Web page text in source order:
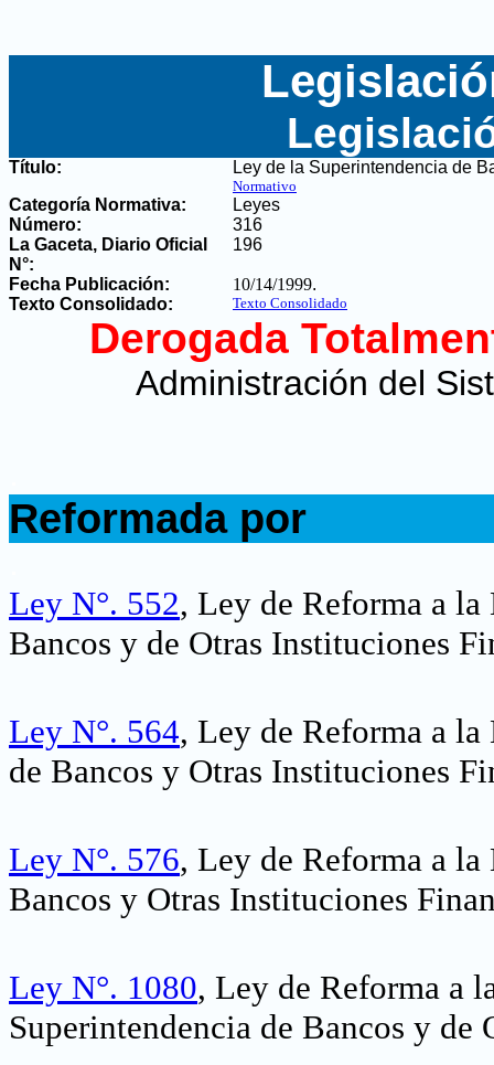
Título: Ley de la Superintendencia de
Normativo
Categoría Normativa:
Leyes
Número:
316
La Gaceta, Diario Oficial
N°:
196
Fecha Publicación: 10/14/1999.
Texto Consolidado:
Texto Consolidado
Derogada
Administración del
Reformada por
Ley N°. 552, Ley de Reforma a
Bancos y de Otras Instituciones
Ley N°. 564, Ley de Reforma a
de Bancos y Otras Instituciones
Ley N°. 576, Ley de Reforma a
Bancos y Otras Instituciones
Ley N°. 1080, Ley de Reforma a
Superintendencia de Bancos y